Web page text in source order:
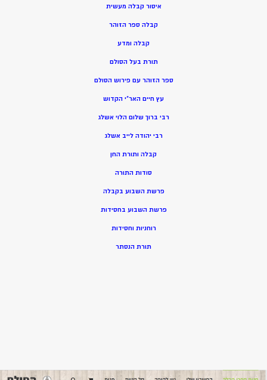
איסור קבלה מעשית
קבלה ספר הזוהר
קבלה ומדע
תורת בעל הסולם
ספר הזוהר עם פירוש הסולם
עץ חיים האר”י הקדוש
רבי ברוך שלום הלוי אשלג
רבי יהודה לייב אשלג
קבלה ותורת החן
סודות התורה
פרשת השבוע בקבלה
פרשת השבוע בחסידות
רוחניות וחסידות
תורת הנסתר